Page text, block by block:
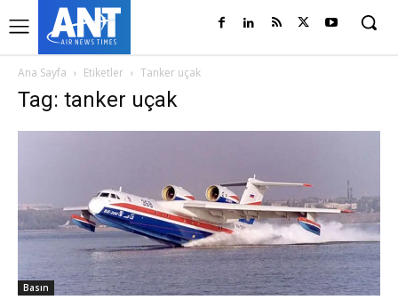
Ana Sayfa Etiketler Tanker uçak
Tag: tanker uçak
Basın